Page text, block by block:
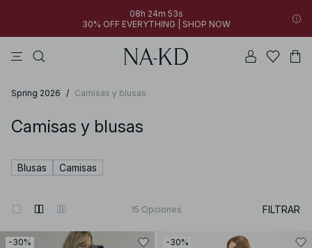
08h 24m 53s
30% OFF EVERYTHING | SHOP NOW
Spring 2026 / Camisas y blusas
Camisas y blusas
Blusas Camisas
15 Opciones FILTRAR
-30% -30%